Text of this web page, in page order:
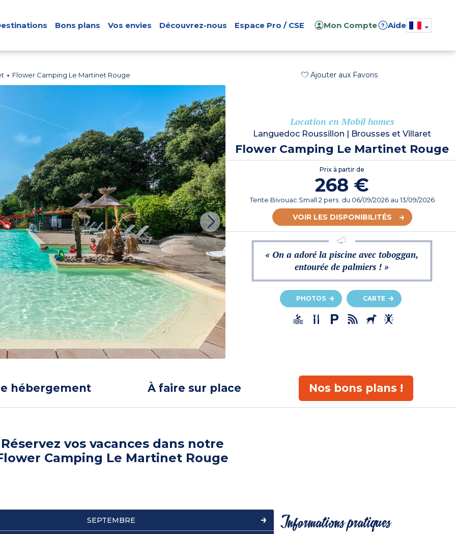
Bons plans Vos envies Découvrez-nous Espace Pro / CSE Mon Compte ? Aide
Flower Camping Le Martinet Rouge Ajouter aux Favoris
Location en Mobil homes
Languedoc Roussillon Brousses et Villaret
Flower Camping Le Martinet Rouge
Prix à partir de
268 €
Tente Bivouac Small 2 pers. du 06/09/2026au 13/09/2026
VOIR LES DISPONIBILITÉS
« On a adoré la piscine avec toboggan,
entourée de palmiers ! »
PHOTOS CARTE
hébergement À faire sur place Nos bons plans !
Réservez vos vacances dans notre
Camping Le Martinet Rouge
SEPTEMBRE Informations pratiques